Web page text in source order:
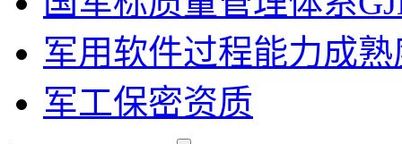
军用软件过程能力成熟
军工保密资质